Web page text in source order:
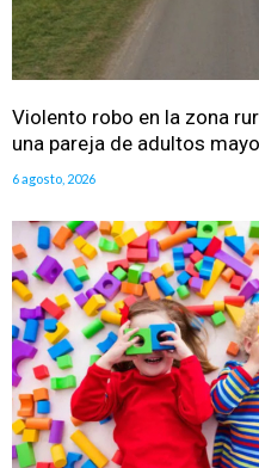
Violento robo en la zona
una pareja de adultos
6 agosto, 2026